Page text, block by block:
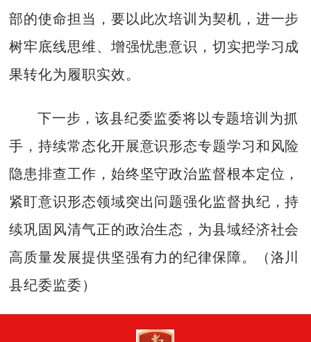
部的使命担当，要以此次培训为契机，进一步
树牢底线思维、增强忧患意识，切实把学习成
果转化为履职实效。
下一步，该县纪委监委将以专题培训为抓
手，持续常态化开展意识形态专题学习和风险
隐患排查工作，始终坚守政治监督根本定位，
紧盯意识形态领域突出问题强化监督执纪，持
续巩固风清气正的政治生态，为县域经济社会
高质量发展提供坚强有力的纪律保障。（洛川
县纪委监委）